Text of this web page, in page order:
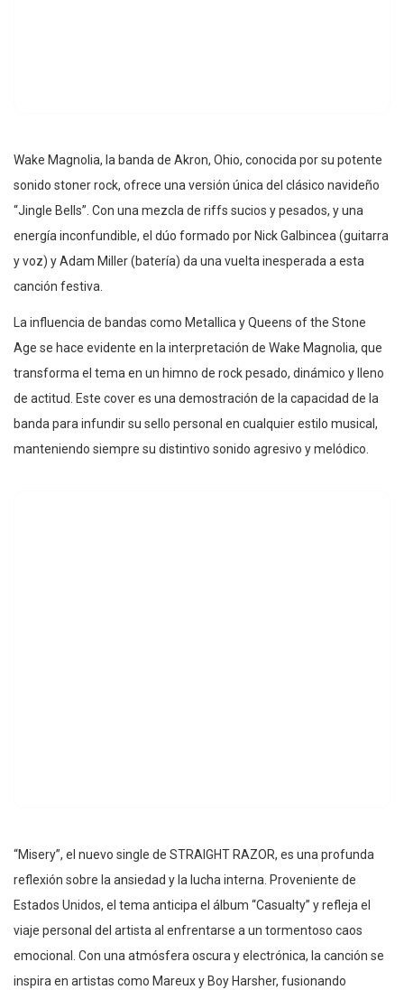
Wake Magnolia, la banda de Akron, Ohio, conocida por su potente
sonido stoner rock, ofrece una versión única del clásico navideño
“Jingle Bells”. Con una mezcla de riffs sucios y pesados, y una
energía inconfundible, el dúo formado por Nick Galbincea (guitarra
y voz) y Adam Miller (batería) da una vuelta inesperada a esta
canción festiva.
La influencia de bandas como Metallica y Queens of the Stone
Age se hace evidente en la interpretación de Wake Magnolia, que
transforma el tema en un himno de rock pesado, dinámico y lleno
de actitud. Este cover es una demostración de la capacidad de la
banda para infundir su sello personal en cualquier estilo musical,
manteniendo siempre su distintivo sonido agresivo y melódico.
“Misery”, el nuevo single de STRAIGHT RAZOR, es una profunda
reflexión sobre la ansiedad y la lucha interna. Proveniente de
Estados Unidos, el tema anticipa el álbum “Casualty” y refleja el
viaje personal del artista al enfrentarse a un tormentoso caos
emocional. Con una atmósfera oscura y electrónica, la canción se
inspira en artistas como Mareux y Boy Harsher, fusionando